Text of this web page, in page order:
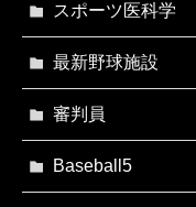
スポーツ医科学
最新野球施設
審判員
Baseball5